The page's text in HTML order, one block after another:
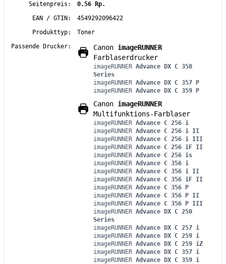
Seitenpreis:
0.56 Rp.
EAN / GTIN:
4549292096422
Produkttyp:
Toner
Passende Drucker:
Canon imageRUNNER
Farblaserdrucker
imageRUNNER Advance DX C 350
Series
imageRUNNER Advance DX C 357 P
imageRUNNER Advance DX C 359 P
Canon imageRUNNER
Multifunktions-Farblaser
imageRUNNER Advance C 256 i
imageRUNNER Advance C 256 i II
imageRUNNER Advance C 256 i III
imageRUNNER Advance C 256 iF II
imageRUNNER Advance C 256 is
imageRUNNER Advance C 356 i
imageRUNNER Advance C 356 i II
imageRUNNER Advance C 356 iF II
imageRUNNER Advance C 356 P
imageRUNNER Advance C 356 P II
imageRUNNER Advance C 356 P III
imageRUNNER Advance DX C 250
Series
imageRUNNER Advance DX C 257 i
imageRUNNER Advance DX C 259 i
imageRUNNER Advance DX C 259 iZ
imageRUNNER Advance DX C 357 i
imageRUNNER Advance DX C 359 i